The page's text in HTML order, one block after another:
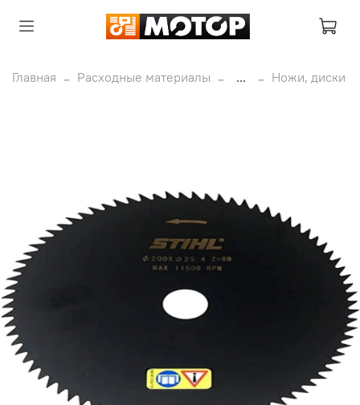
Главная Расходные материалы ... Ножи, диски